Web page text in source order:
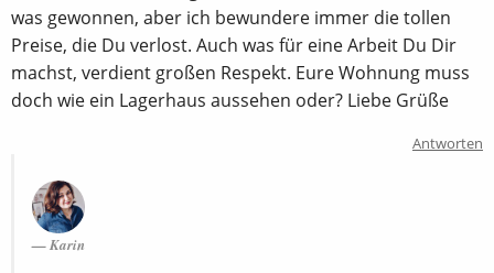
was gewonnen, aber ich bewundere immer die tollen
Preise, die Du verlost. Auch was für eine Arbeit Du Dir
machst, verdient großen Respekt. Eure Wohnung muss
doch wie ein Lagerhaus aussehen oder? Liebe Grüße
Antworten
Karin